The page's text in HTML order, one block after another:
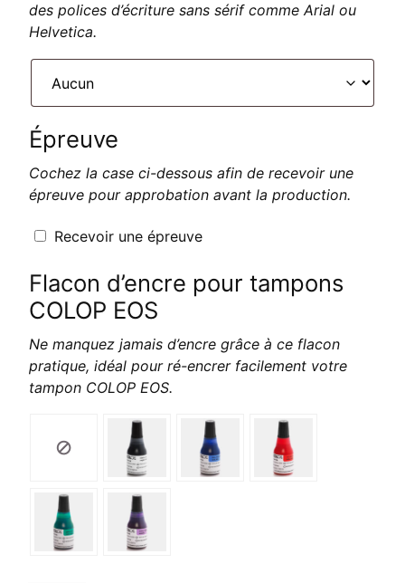
des polices d’écriture sans sérif comme Arial ou
Helvetica.
Épreuve
Cochez la case ci-dessous afin de recevoir une
épreuve pour approbation avant la production.
Recevoir une épreuve
Flacon d’encre pour tampons
COLOP EOS
Ne manquez jamais d’encre grâce à ce flacon
pratique, idéal pour ré-encrer facilement votre
tampon COLOP EOS.